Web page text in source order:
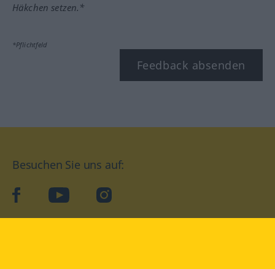
Häkchen setzen.*
*Pflichtfeld
Feedback absenden
Besuchen Sie uns auf:
facebookYouTube Instagram